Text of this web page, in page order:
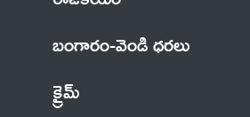
బంగారం-వెండి ధరలు
క్రైమ్